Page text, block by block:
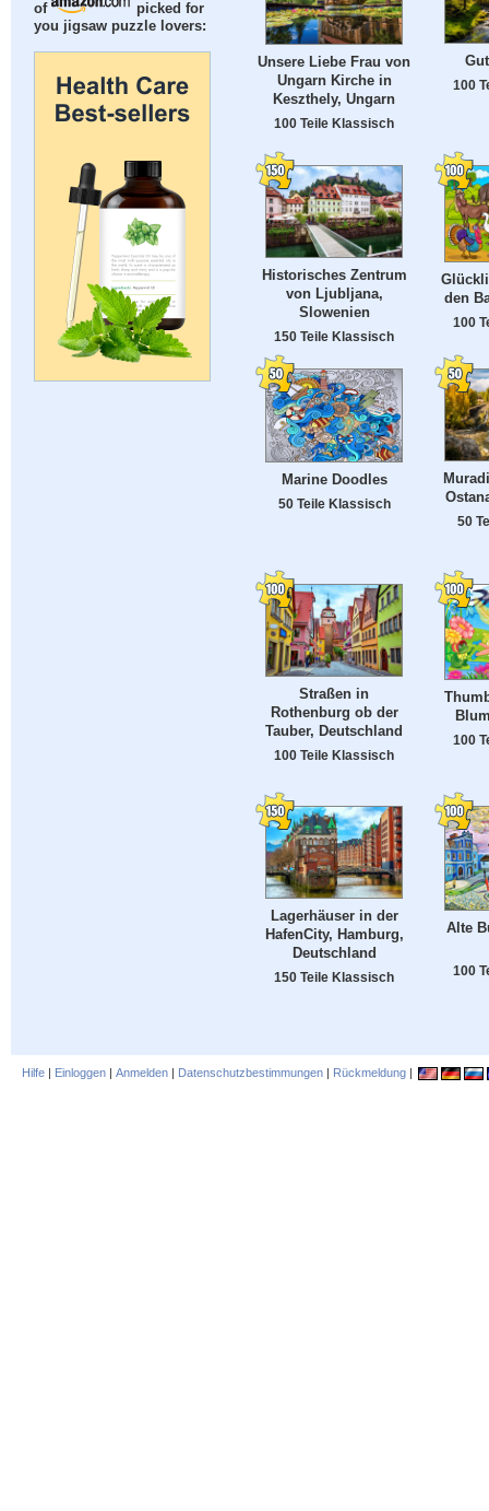
of
picked for
you jigsaw puzzle lovers:
Unsere Liebe Frau von
Ungarn Kirche in
Keszthely, Ungarn
100 Teile Klassisch
100
Historisches Zentrum
von Ljubljana,
Slowenien
150 Teile Klassisch
den
100
Marine Doodles
50 Teile Klassisch
50
Straßen in
Rothenburg ob der
Tauber, Deutschland
100 Teile Klassisch
100
Lagerhäuser in der
HafenCity, Hamburg,
Deutschland
150 Teile Klassisch
Alte
100
Hilfe | Einloggen | Anmelden | Datenschutzbestimmungen | Rückmeldung |